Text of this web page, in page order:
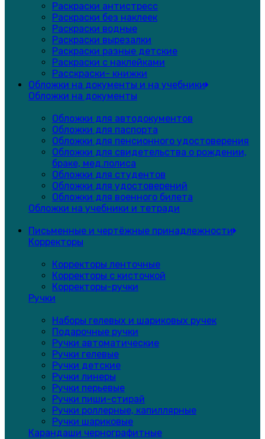
Раскраски антистресс
Раскраски без наклеек
Раскраски водные
Раскраски вырезалки
Раскраски разные детские
Раскраски с наклейками
Расскраски- книжки
Обложки на документы и на учебники
Обложки на документы
Обложки для автодокументов
Обложки для паспорта
Обложки для пенсионного удостоверения
Обложки для свидетельства о рождении,
браке, мед.полиса
Обложки для студентов
Обложки для удостоверений
Обложки для военного билета
Обложки на учебники и тетради
Письменные и чертёжные принадлежности
Корректоры
Корректоры ленточные
Корректоры с кисточкой
Корректоры-ручки
Ручки
Наборы гелевых и шариковых ручек
Подарочные ручки
Ручки автоматические
Ручки гелевые
Ручки детские
Ручки линеры
Ручки перьевые
Ручки пиши-стирай
Ручки роллерные, капиллярные
Ручки шариковые
Карандаши чернографитные